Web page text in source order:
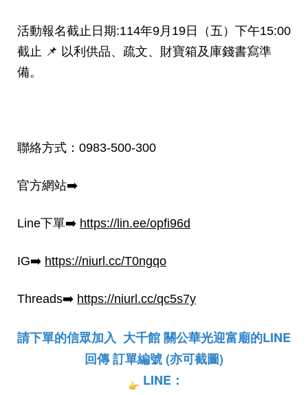
活動報名截止日期:114年9月19日（五）下午15:00
截止 📌 以利供品、疏文、財寶箱及庫錢書寫準
備。
聯絡方式：0983-500-300
官方網站➡️
Line下單➡️ https://lin.ee/opfi96d
IG➡️ https://niurl.cc/T0ngqo
Threads➡️ https://niurl.cc/qc5s7y
請下單的信眾加入  大千館 關公華光迎富廟的LINE
回傳 訂單編號 (亦可截圖)
LINE：